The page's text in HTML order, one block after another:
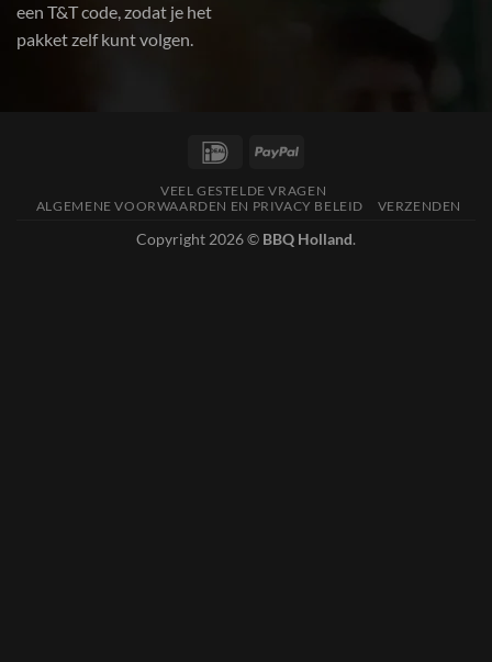
een T&T code, zodat je het
pakket zelf kunt volgen.
IDeal
VEEL GESTELDE VRAGEN
ALGEMENE VOORWAARDEN EN PRIVACY BELEID
VERZENDEN
Copyright 2026 © BBQ Holland.